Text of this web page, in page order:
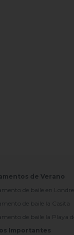
de Verano
de baile en
de baile la Casita
de baile la Playa
Importantes